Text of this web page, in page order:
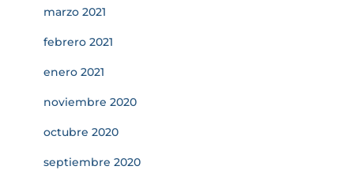
marzo 2021
febrero 2021
enero 2021
noviembre 2020
octubre 2020
septiembre 2020